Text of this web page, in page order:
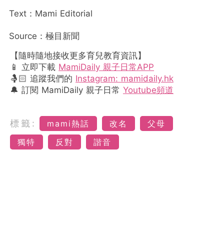
Text：Mami Editorial
Source：極目新聞
【隨時隨地接收更多育兒教育資訊】
📱 立即下載 MamiDaily 親子日常APP
🤱🏻 追蹤我們的 Instagram: mamidaily.hk
🔔 訂閱 MamiDaily 親子日常 Youtube頻道
標籤: mami熱話 改名
父母
獨特
反對 諧音